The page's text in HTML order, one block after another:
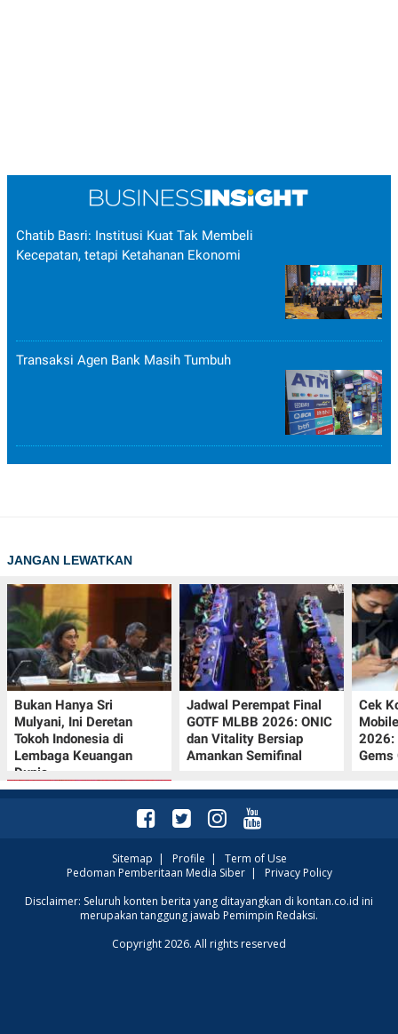
Chatib Basri: Institusi Kuat Tak Membeli
Kecepatan, tetapi Ketahanan Ekonomi
Transaksi Agen Bank Masih Tumbuh
JANGAN LEWATKAN
Bukan Hanya Sri
Mulyani, Ini Deretan
Tokoh Indonesia di
Lembaga Keuangan
Dunia
Jadwal Perempat Final
GOTF MLBB 2026: ONIC
dan Vitality Bersiap
Amankan Semifinal
Cek
2026:
Gems
Promo JSM Superindo
7–9 Agustus 2026,
Rp37.900 hingga Buah
Sitemap | Profile | Term of Use
Pedoman Pemberitaan Media Siber| Privacy Policy
Disclaimer: Seluruh konten berita yang ditayangkan di kontan.co.id ini
merupakan tanggung jawab Pemimpin Redaksi.
Copyright 2026. All rights reserved